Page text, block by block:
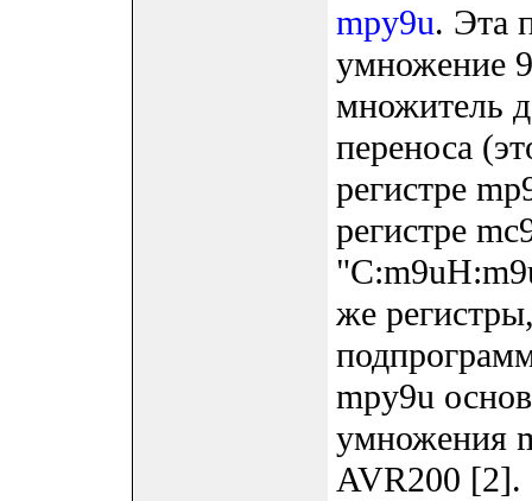
mpy9u. Эта
умножение
множитель
переноса
регистре
регистре
же
mpy9u
умножения
AVR200 [2].